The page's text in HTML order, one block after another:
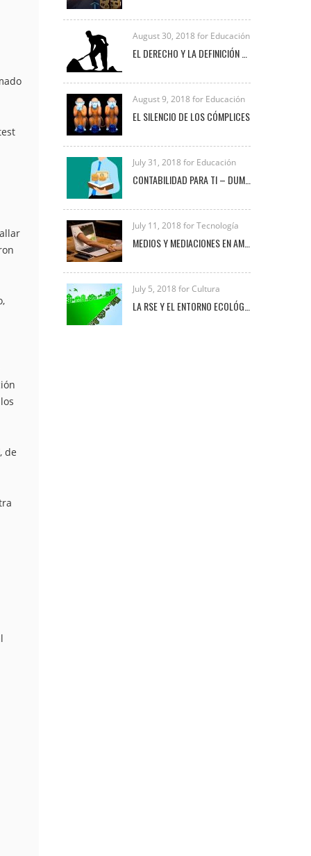
de
August 30, 2018 for Educación
August 9, 2018 for Educación
EL SILENCIO DE LOS CÓMPLICES
July 31, 2018 for Educación
July 11, 2018 for Tecnología
July 5, 2018 for Cultura